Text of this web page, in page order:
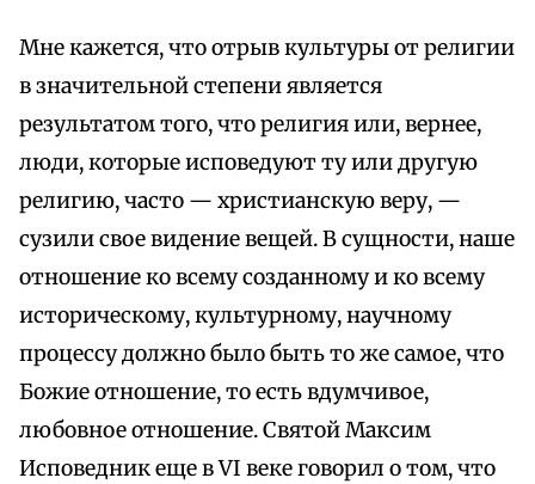
Мне кажется, что отрыв культуры от религии
в значительной степени является
результатом того, что религия или, вернее,
люди, которые исповедуют ту или другую
религию, часто — христианскую веру, —
сузили свое видение вещей. В сущности, наше
отношение ко всему созданному и ко всему
историческому, культурному, научному
процессу должно было быть то же самое, что
Божие отношение, то есть вдумчивое,
любовное отношение. Святой Максим
Исповедник еще в VI веке говорил о том, что